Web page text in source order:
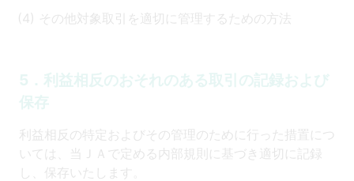
その他対象取引を適切に管理するための方法
5．利益相反のおそれのある取引の記録および
保存
利益相反の特定およびその管理のために行った措置につ
いては、当ＪＡで定める内部規則に基づき適切に記録
し、保存いたします。